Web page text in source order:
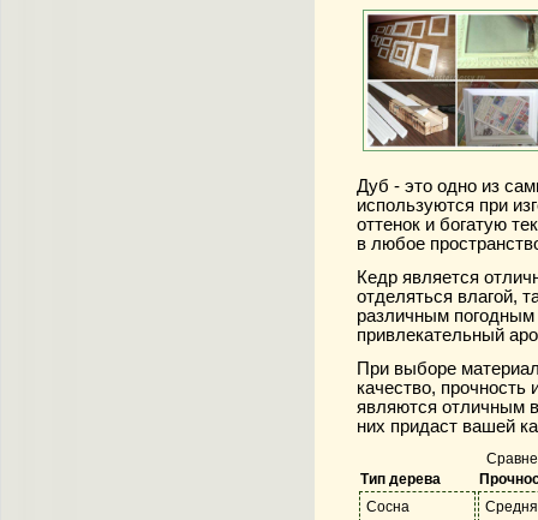
Дуб - это одно из
используются при
оттенок и богатую
в любое
Кедр является
отделяться влагой,
различным
привлекательный
При выборе
качество,
являются отличным
них придаст вашей
Тип дерева
Сосна